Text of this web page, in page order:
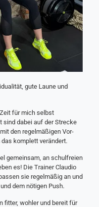
gute Laune und
für mich selbst
sind dabei auf der Strecke
den regelmäßigen Vor-
komplett verändert.
gemeinsam, an schulfreien
es! Die Trainer Claudio
sie regelmäßig an und
dem nötigen Push.
fitter, wohler und bereit für